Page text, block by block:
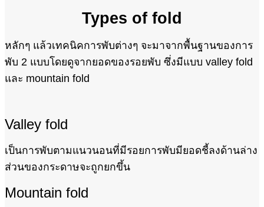
Types of fold
หลักๆ แล้วเทคนิคการพับต่างๆ จะมาจากพื้นฐานของการ
พับ 2 แบบโดยดูจากยอดของรอยพับ ซึ่งมีแบบ valley fold
และ mountain fold
Valley fold
เป็นการพับตามแนวนอนที่มีรอยการพับมียอดชี้ลงด้านล่าง
ส่วนของกระดาษจะถูกยกขึ้น
Mountain fold